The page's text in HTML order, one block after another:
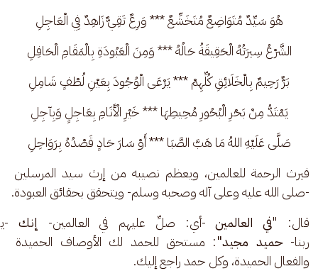
هُوَ سَيِّدٌ مُتَوَاضِعٌ مُتَخَشِّعٌ *** وَرِعٌ تَقِيٌّ زَاهِدٌ فِي الْعَاجِلِ
الشَّرْعُ سِيرَتُهُ الْحَقِيقَةُ حَالُهُ *** وَمِنَ الْعَبُودَةِ بِالْمَقَامِ الْحَافِلِ
بَرٌّ رَحِيمٌ بِالْخَلَائِقِ كُلِّهِمْ *** يَرْعَى الْوُجُودَ بِعَيْنِ لُطْفٍ شَامِلِ
يَمْتَدُّ مِنْ بَحْرِ الْبُحُورِ مُحِيطِهَا *** خَيْرِ الْأَنَامِ بِعَاجِلٍ وَبِآجِلِ
صَلَّى عَلَيْهِ اللهُ مَا هَبَّ الصَّبَا *** أَوْ سَارَ حَادٍ قَصْدُهُ بِرَوَاحِلِ
فيرث الرحمة للعالمين، ويعظم نصيبه من إرث سيد المرسلين
-صلى الله عليه وعلى آله وصحبه وسلم- ويتحقق بحقائق العبودة.
قال: "في العالمين -أي: صلِّ عليهم في العالمين- إنك -
ربنا- حميد مجيد": مستحق للحمد لك الأوصاف الحميدة
والفعال الحميدة، وكل حمد راجع إليك.